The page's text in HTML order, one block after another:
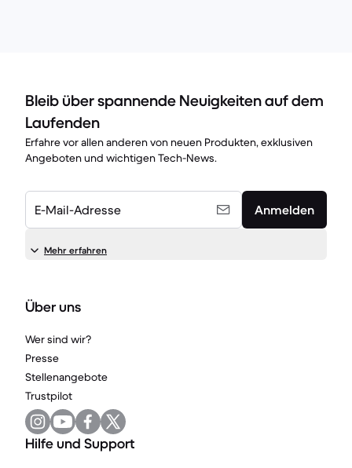
Bleib über spannende Neuigkeiten auf dem
Laufenden
Erfahre vor allen anderen von neuen Produkten, exklusiven
Angeboten und wichtigen Tech-News.
E-Mail-Adresse Anmelden
Mehr erfahren
Über uns
Wer sind wir?
Presse
Stellenangebote
Trustpilot
Hilfe und Support